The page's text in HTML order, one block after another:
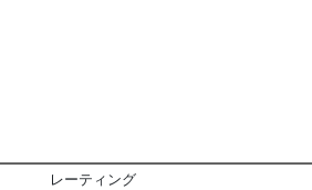
レーティング